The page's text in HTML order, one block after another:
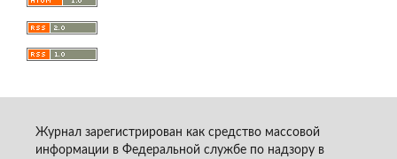
Журнал зарегистрирован как средство массовой
информации в Федеральной службе по надзору в